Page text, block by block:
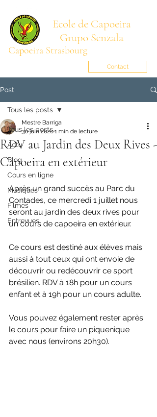
Ecole de Capoeira
Grupo Senzala
Capoeira Strasbourg
Contact
Post
Tous les posts
Actu
Blog
Cours en ligne
Musiques
Filmes
Entrevues
Tous les posts
RDV au Jardin des Deux Rives -
Capoeira en extérieur
Mestre Barriga
30 juin 20201 min de lecture
Après un grand succès au Parc du
Contades, ce mercredi 1 juillet nous
seront au jardin des deux rives pour
un cours de capoeira en extérieur.
Ce cours est destiné aux élèves mais
aussi à tout ceux qui ont envoie de
découvrir ou redécouvrir ce sport
brésilien. RDV à 18h pour un cours
enfant et à 19h pour un cours adulte.
Vous pouvez également rester après
le cours pour faire un piquenique
avec nous (environs 20h30).